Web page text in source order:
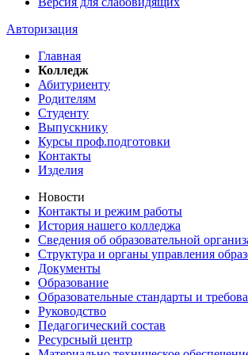
Авторизация
Главная
Колледж
Абитуриенту
Родителям
Студенту
Выпускнику
Курсы проф.подготовки
Контакты
Изделия
Новости
Контакты и режим работы
История нашего колледжа
Сведения об образовательной
Структура и органы управления
Документы
Образование
Образовательные стандарты и
Руководство
Педагогический состав
Ресурсный центр